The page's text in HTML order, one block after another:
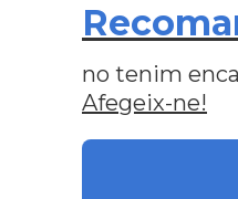
no tenim
Afegeix-ne!